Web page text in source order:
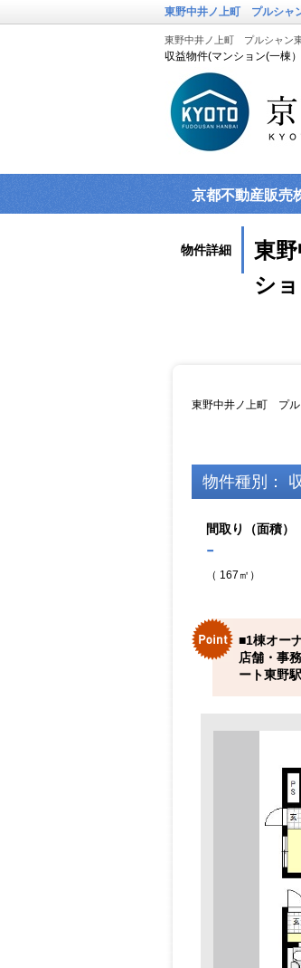
東野中井ノ上町 プルシャ
東野中井ノ上町 プルシャン
収益物件(マンション(一棟
京都不動産販売
物件詳細
東
シ
東野中井ノ上町 プル
物件種別：
間取り（面積）
-
（ 167㎡）
■1棟オー
店舗・事
ート東野